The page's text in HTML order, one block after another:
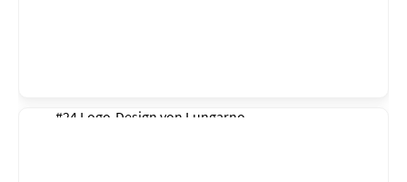
#24 Logo-Design von Lungarno